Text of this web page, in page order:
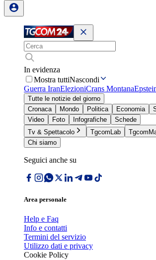
In evidenza
Mostra tuttiNascondi
Guerra IranElezioniCrans Montana
Tutte le notizie del giorno
Cronaca
Mondo Politica Economia
Video
Foto Infografiche
Schede
Tv & Spettacolo
TgcomLab
Chi siamo
Seguici anche su
Area personale
Help e Faq
Info e contatti
Termini del servizio
Utilizzo dati e privacy
Cookie Policy